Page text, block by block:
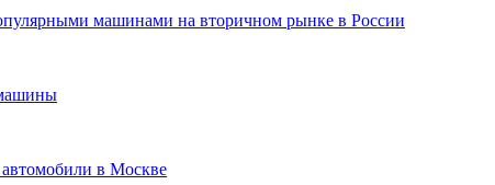
машинами на вторичном рынке в России
в Москве